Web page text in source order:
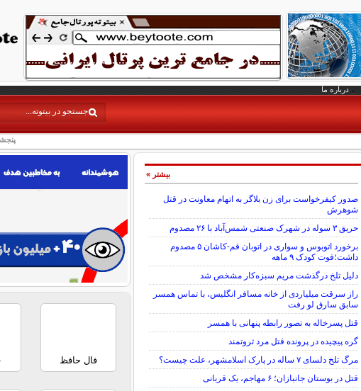
درباره ما
پنجشنبه,
صدور کیفرخواست برای زن بلاگر به اتهام معاونت در قتل
شوهرش
حریق ۳ سوله در شهرک صنعتی شمس‌آباد با ۲۶ مصدوم
برخورد اتوبوس و سواری در اتوبان قم-کاشان ۵ مصدوم
داشت؛فوت کودک ۹ ماهه
دلیل تلخ درگذشت مریم سبزه‌کار مشخص شد
راز سرقت میلیاردی از خانه مسافر انگلیس، با تماس همسر
سابق سارق لو رفت
قتل پسرخاله به تصور رابطه پنهانی با همسر
گره پیچیده در پرونده قتل مرد ثروتمند
مرگ تلخ دلسای ۷ ساله در پارک اسلامشهر، علت چیست؟
قتل در بوستان جانبازان؛ ۶ مهاجم، یک قربانی
بیشتر »
فال حافظ